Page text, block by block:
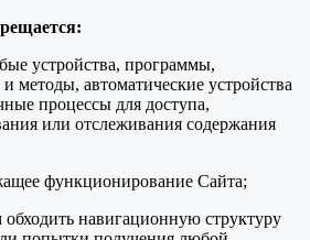
устройства, программы,
методы, автоматические устройства
процессы для доступа,
или отслеживания содержания
функционирование Сайта;
навигационную структуру